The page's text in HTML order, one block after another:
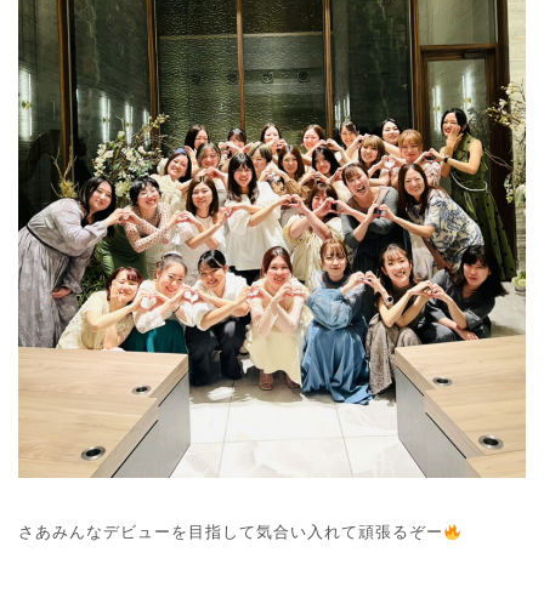
さあみんなデビューを目指して気合い入れて頑張るぞー